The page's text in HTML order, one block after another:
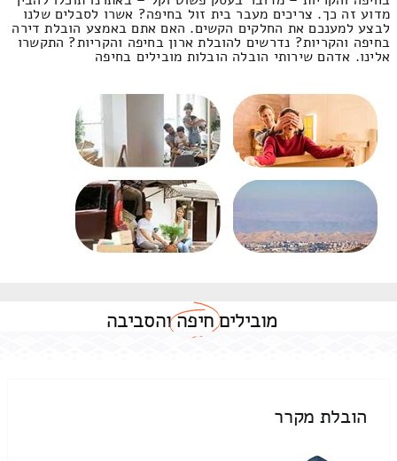
מדוע זה כך. צריכים מעבר בית זול בחיפה? אשרו לסבלים שלנו
לבצע למענכם את החלקים הקשים. האם אתם באמצע הובלת דירה
בחיפה והקריות? נדרשים להובלת ארון בחיפה והקריות? התקשרו
אלינו. אדהם שירותי הובלה הובלות מובילים בחיפה
מוביליםחיפהוהסביבה
הובלת מקרר